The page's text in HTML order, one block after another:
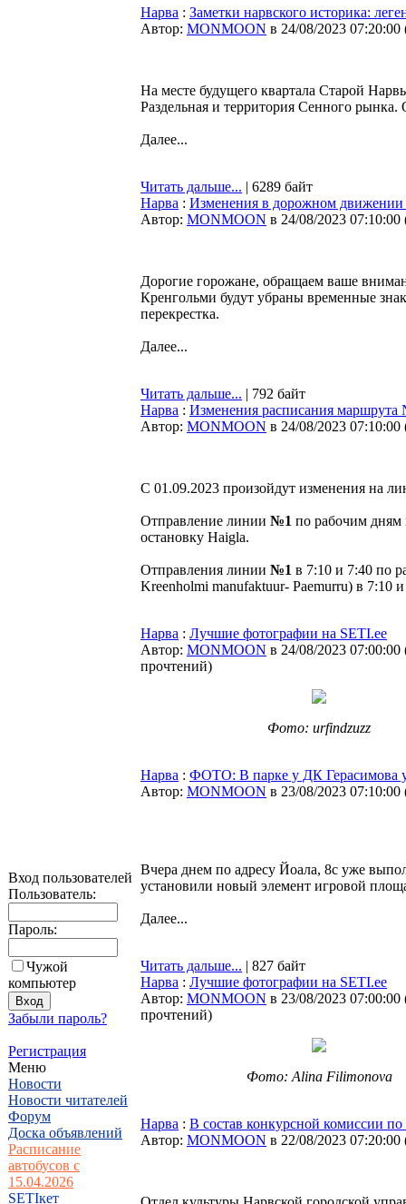
Вход пользователей
Пользователь:
Пароль:
Чужой
компьютер
Забыли пароль?
Регистрация
Меню
Новости
Новости читателей
Форум
Доска объявлений
Расписание
автобусов с
15.04.2026
SETIкет
Нарва : Заметки нарвского историка:
Автор: MONMOON в 24/08/2023 07:20:00
На месте будущего квартала Старой
Раздельная и территория Сенного
Далее...
Читать дальше... | 6289 байт
Нарва : Изменения в дорожном движении
Автор: MONMOON в 24/08/2023 07:10:00
Дорогие горожане, обращаем ваше
Кренгольми будут убраны временные
перекрестка.
Далее...
Читать дальше... | 792 байт
Нарва : Изменения расписания маршрута
Автор: MONMOON в 24/08/2023 07:10:00
C 01.09.2023 произойдут изменения на
Отправление линии №1 по рабочим дням
остановку Haigla.
Отправления линии №1 в 7:10 и 7:40 по
Kreenholmi manufaktuur- Paemurru) в 7:10
Нарва : Лучшие фотографии на SETI.ee
Автор: MONMOON в 24/08/2023 07:00:00
прочтений)
Фото: urfindzuzz
Нарва : ФОТО: В парке у ДК Герасимова
Автор: MONMOON в 23/08/2023 07:10:00
Вчера днем по адресу Йоала, 8с уже
установили новый элемент игровой
Далее...
Читать дальше... | 827 байт
Нарва : Лучшие фотографии на SETI.ee
Автор: MONMOON в 23/08/2023 07:00:00
прочтений)
Фото: Alina Filimonova
Нарва : В состав конкурсной комиссии
Автор: MONMOON в 22/08/2023 07:20:00